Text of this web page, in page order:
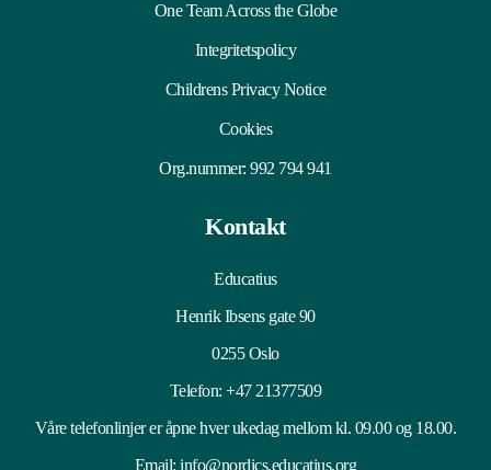
One Team Across the Globe
Integritetspolicy
Childrens Privacy Notice
Cookies
Org.nummer: 992 794 941
Kontakt
Educatius
Henrik Ibsens gate 90
0255 Oslo
Telefon:+47 21377509
Våre telefonlinjer er åpne hver ukedag mellom kl. 09.00 og 18.00.
Email:info@nordics.educatius.org